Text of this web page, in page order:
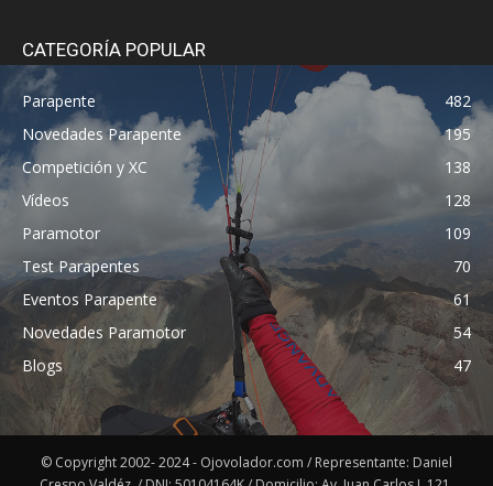
CATEGORÍA POPULAR
Parapente
482
Novedades Parapente
195
Competición y XC
138
Vídeos
128
Paramotor
109
Test Parapentes
70
Eventos Parapente
61
Novedades Paramotor
54
Blogs
47
© Copyright 2002- 2024 - Ojovolador.com / Representante: Daniel